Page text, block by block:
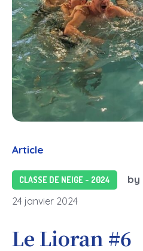
Article
CLASSE DE NEIGE - 2024 by
24 janvier 2024
Le Lioran #6